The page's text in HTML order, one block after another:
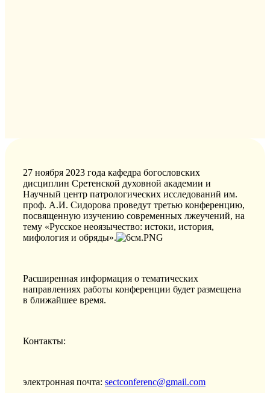
27 ноября 2023 года кафедра богословских
дисциплин Сретенской духовной академии и
Научный центр патрологических исследований им.
проф. А.И. Сидорова проведут третью конференцию,
посвященную изучению современных лжеучений, на
тему «Русское неоязычество: истоки, история,
мифология и обряды».
Расширенная информация о тематических
направлениях работы конференции будет размещена
в ближайшее время.
Контакты:
электронная почта: sectconferenc@gmail.com